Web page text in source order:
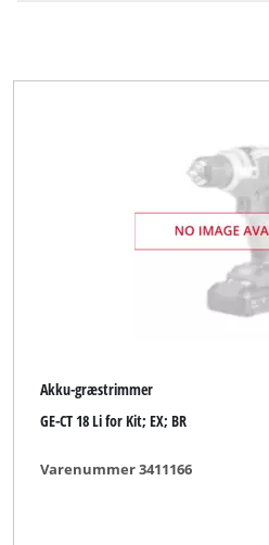
Akku-græstrimmer
GE-CT 18 Li for Kit; EX; BR
Varenummer 3411166